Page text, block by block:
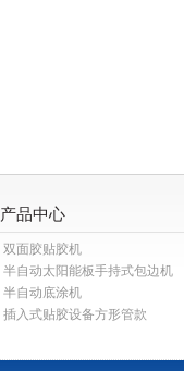
产品中心
双面胶贴胶机
半自动太阳能板手持式包边机
半自动底涂机
插入式贴胶设备方形管款